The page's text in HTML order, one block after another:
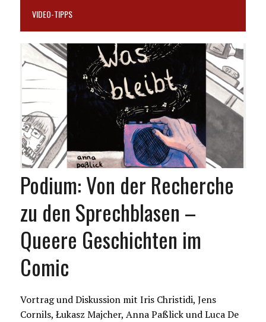
VIDEO-TIPPS
Podium: Von der Recherche
zu den Sprechblasen –
Queere Geschichten im
Comic
Vortrag und Diskussion mit Iris Christidi, Jens
Cornils, Łukasz Majcher, Anna Paßlick und Luca De